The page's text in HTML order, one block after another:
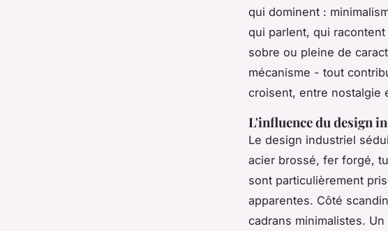
qui dominent :
qui parlent, qui
sobre ou pleine de
mécanisme - tout
croisent, entre nostalgie
L'influence du design
Le design industriel
acier brossé, fer forgé,
sont particulièrement
apparentes. Côté
cadrans minimalistes.